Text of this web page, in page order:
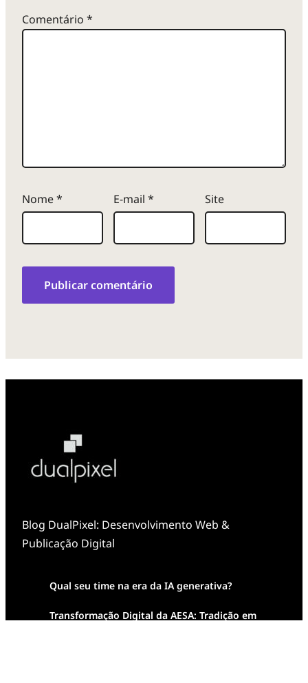
Comentário *
Nome* E-mail * Site
Blog DualPixel: Desenvolvimento Web &
Publicação Digital
Qual seu time na era da IA generativa?
Transformação Digital da AESA: Tradição em